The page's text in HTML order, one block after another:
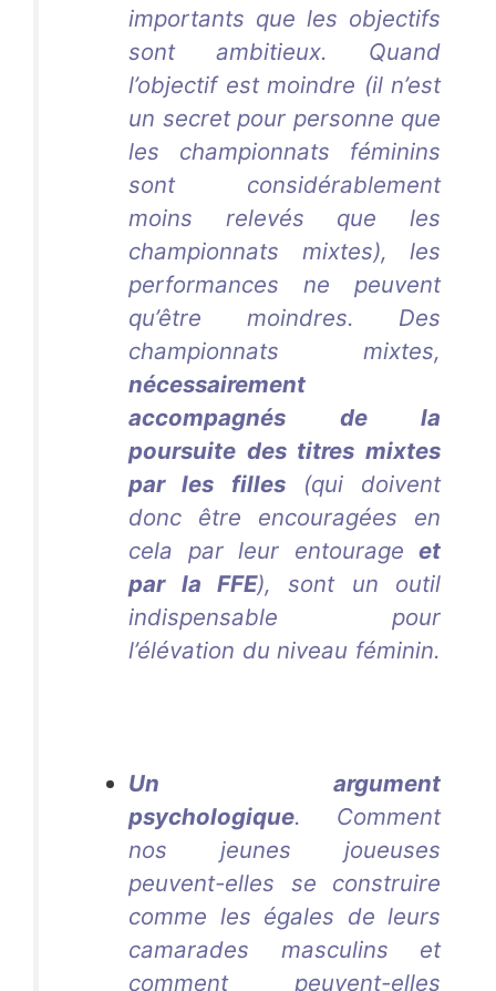
importants que les objectifs
sont ambitieux. Quand
l’objectif est moindre (il n’est
un secret pour personne que
les championnats féminins
sont considérablement
moins relevés que les
championnats mixtes), les
performances ne peuvent
qu’être moindres. Des
championnats mixtes,
nécessairement
accompagnés de la
poursuite des titres mixtes
par les filles(qui doivent
donc être encouragées en
cela par leur entourage et
par la FFE), sont un outil
indispensable pour
l’élévation du niveau féminin.
Un argument
psychologique. Comment
nos jeunes joueuses
peuvent-elles se construire
comme les égales de leurs
camarades masculins et
comment peuvent-elles